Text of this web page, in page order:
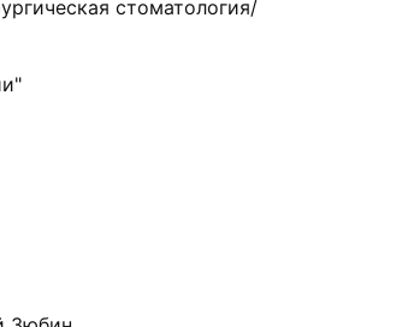
стоматология/